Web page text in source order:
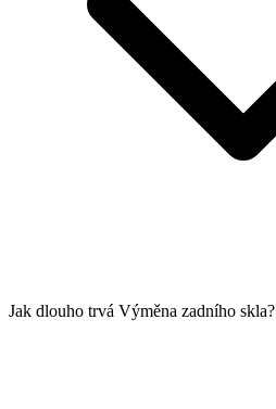
Jak dlouho trvá Výměna zadního skla?